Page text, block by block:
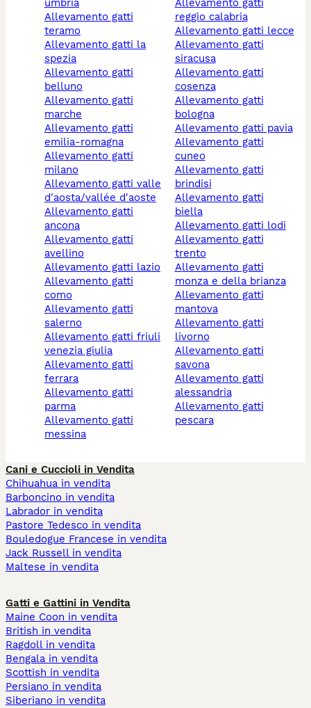
umbria
allevamento gatti
teramo
allevamento gatti la
spezia
allevamento gatti
belluno
allevamento gatti
marche
allevamento gatti
emilia-romagna
allevamento gatti
milano
allevamento gatti valle
d'aosta/vallée d'aoste
allevamento gatti
ancona
allevamento gatti
avellino
allevamento gatti lazio
allevamento gatti
como
allevamento gatti
salerno
allevamento gatti friuli
venezia giulia
allevamento gatti
ferrara
allevamento gatti
parma
allevamento gatti
messina
allevamento gatti
reggio calabria
allevamento gatti lecce
allevamento gatti
siracusa
allevamento gatti
cosenza
allevamento gatti
bologna
allevamento gatti pavia
allevamento gatti
cuneo
allevamento gatti
brindisi
allevamento gatti
biella
allevamento gatti lodi
allevamento gatti
trento
allevamento gatti
monza e della brianza
allevamento gatti
mantova
allevamento gatti
livorno
allevamento gatti
savona
allevamento gatti
alessandria
allevamento gatti
pescara
Cani e Cuccioli in Vendita
Chihuahua in vendita
Barboncino in vendita
Labrador in vendita
Pastore Tedesco in vendita
Bouledogue Francese in vendita
Jack Russell in vendita
Maltese in vendita
Gatti e Gattini in Vendita
Maine Coon in vendita
British in vendita
Ragdoll in vendita
Bengala in vendita
Scottish in vendita
Persiano in vendita
Siberiano in vendita